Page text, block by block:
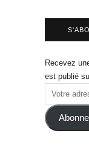
Recevez
est publié